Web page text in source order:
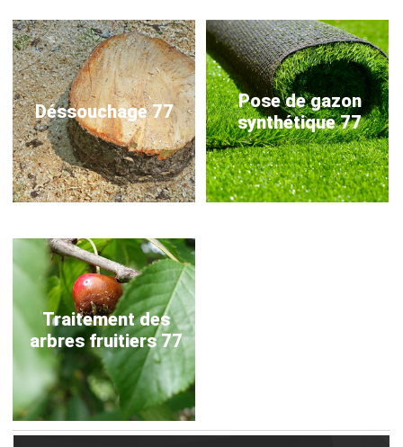
Déssouchage 77
Pose de gazon
synthétique 77
Traitement des
arbres fruitiers 77